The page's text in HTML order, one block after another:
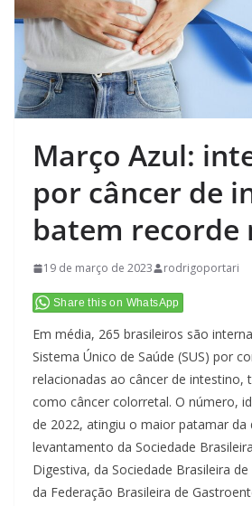
Março Azul:
por câncer de
batem recorde
19 de março de 2023 rodrigoportari
Share this on WhatsApp
Em média, 265 brasileiros são
Sistema Único de Saúde (SUS) por
relacionadas ao câncer de intestino,
como câncer colorretal. O número,
de 2022, atingiu o maior patamar
levantamento da Sociedade
Digestiva, da Sociedade Brasileira
da Federação Brasileira de